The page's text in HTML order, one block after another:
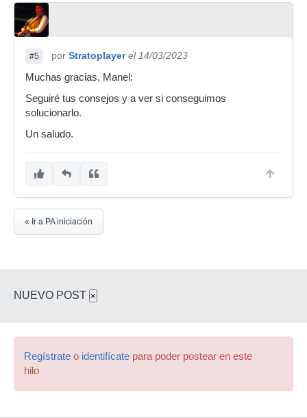
#5 por Stratoplayer el 14/03/2023
Muchas gracias, Manel:
Seguiré tus consejos y a ver si conseguimos
solucionarlo.
Un saludo.
« Ir a PA iniciación
NUEVO POST ×
Regístrate o identifícate para poder postear en este
hilo